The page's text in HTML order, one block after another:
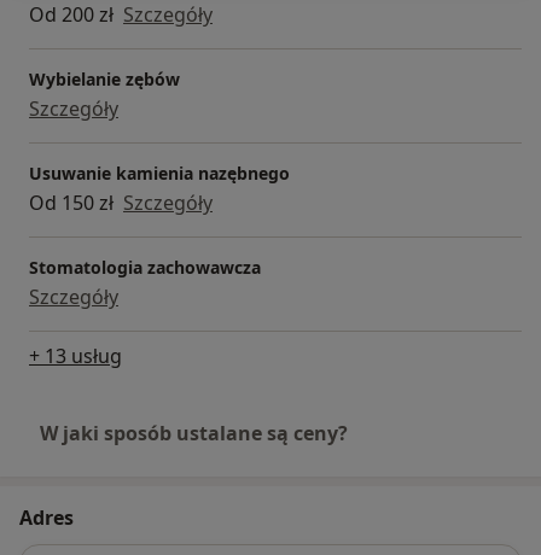
Od 200 zł Szczegóły
Wybielanie zębów
Szczegóły
Usuwanie kamienia nazębnego
Od 150 zł Szczegóły
Stomatologia zachowawcza
Szczegóły
+ 13 usług
W jaki sposób ustalane są ceny?
Adres